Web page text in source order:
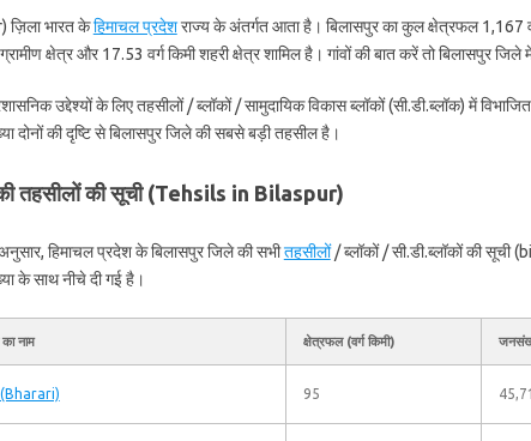
ज़िला भारत केहिमाचल प्रदेशराज्य के अंतर्गत आता है। बिलासपुर का कुल क्षेत्रफल 1,167
क्षेत्र और 17.53 वर्ग किमी शहरी क्षेत्र शामिल है। गांवों की बात करें तो बिलासपुर
उद्देश्यों के लिए तहसीलों / ब्लॉकों / सामुदायिक विकास ब्लॉकों (सी.डी.ब्लॉक) में
की दृष्टि से बिलासपुर जिले की सबसे बड़ी तहसील है।
तहसीलों की सूची (Tehsils in Bilaspur)
हिमाचल प्रदेश के बिलासपुर जिले की सभीतहसीलों/ ब्लॉकों / सी.डी.ब्लॉकों की
के साथ नीचे दी गई है।
नाम क्षेत्रफल (वर्ग किमी)
(Bharari) 95